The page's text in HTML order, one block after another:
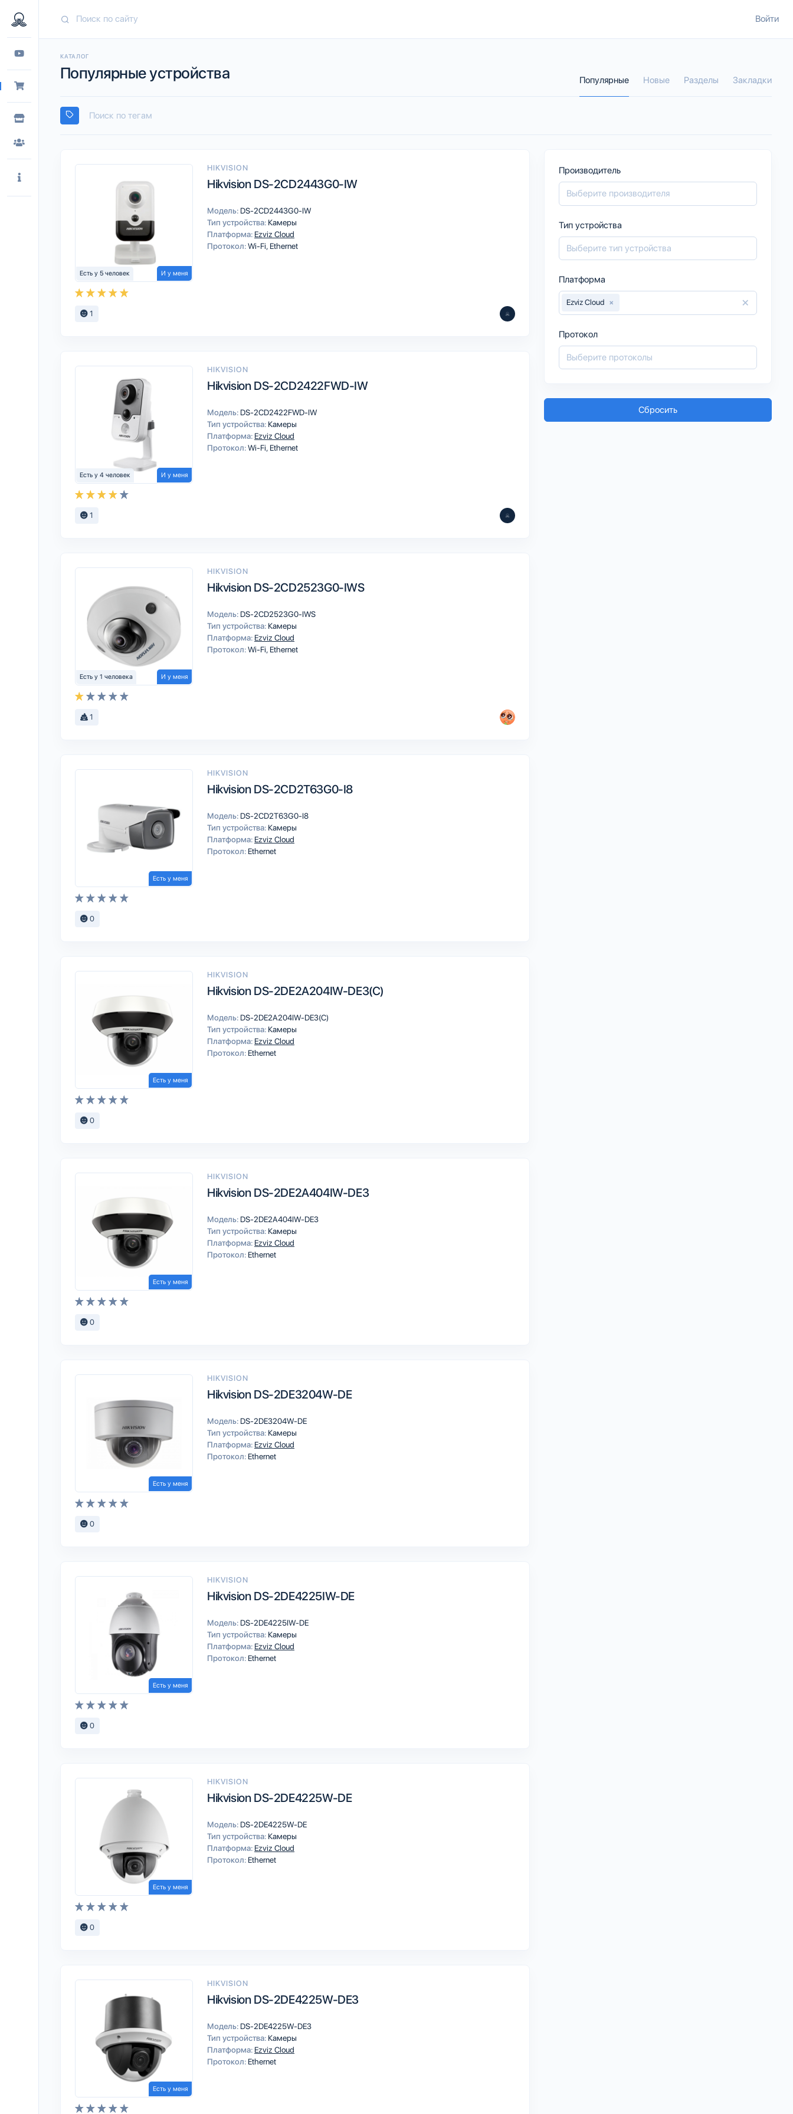
Войти
КАТАЛОГ
Популярные устройства Популярные Новые Разделы Закладки
Есть у 5 человек И у меня
HIKVISION
Hikvision DS-2CD2443G0-IW
Модель: DS-2CD2443G0-IW
Тип устройства: Камеры
Платформа: Ezviz Cloud
Протокол:Wi-Fi Ethernet
1
Есть у 4 человек И у меня
HIKVISION
Hikvision DS-2CD2422FWD-IW
Модель: DS-2CD2422FWD-IW
Тип устройства: Камеры
Платформа: Ezviz Cloud
Протокол:Wi-Fi Ethernet
1
Есть у 1 человека И у меня
HIKVISION
Hikvision DS-2CD2523G0-IWS
Модель: DS-2CD2523G0-IWS
Тип устройства: Камеры
Платформа: Ezviz Cloud
Протокол:Wi-Fi Ethernet
1
Есть у меня
HIKVISION
Hikvision DS-2CD2T63G0-I8
Модель: DS-2CD2T63G0-I8
Тип устройства: Камеры
Платформа: Ezviz Cloud
Протокол: Ethernet
0
Есть у меня
HIKVISION
Hikvision DS-2DE2A204IW-DE3(C)
Модель: DS-2DE2A204IW-DE3(C)
Тип устройства: Камеры
Платформа: Ezviz Cloud
Протокол: Ethernet
0
Есть у меня
HIKVISION
Hikvision DS-2DE2A404IW-DE3
Модель: DS-2DE2A404IW-DE3
Тип устройства: Камеры
Платформа: Ezviz Cloud
Протокол: Ethernet
0
Есть у меня
HIKVISION
Hikvision DS-2DE3204W-DE
Модель: DS-2DE3204W-DE
Тип устройства: Камеры
Платформа: Ezviz Cloud
Протокол: Ethernet
0
Есть у меня
HIKVISION
Hikvision DS-2DE4225IW-DE
Модель: DS-2DE4225IW-DE
Тип устройства: Камеры
Платформа: Ezviz Cloud
Протокол: Ethernet
0
Есть у меня
HIKVISION
Hikvision DS-2DE4225W-DE
Модель: DS-2DE4225W-DE
Тип устройства: Камеры
Платформа: Ezviz Cloud
Протокол: Ethernet
0
Есть у меня
HIKVISION
Hikvision DS-2DE4225W-DE3
Модель: DS-2DE4225W-DE3
Тип устройства: Камеры
Платформа: Ezviz Cloud
Протокол: Ethernet
Производитель
Тип устройства
Платформа
×
×
Ezviz Cloud
Протокол
Сбросить